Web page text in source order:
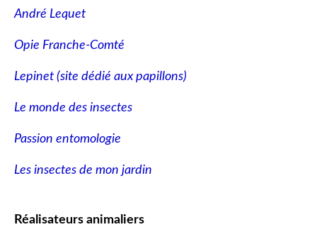
André Lequet
Opie Franche-Comté
Lepinet (site dédié aux papillons)
Le monde des insectes
Passion entomologie
Les insectes de mon jardin
Réalisateurs animaliers